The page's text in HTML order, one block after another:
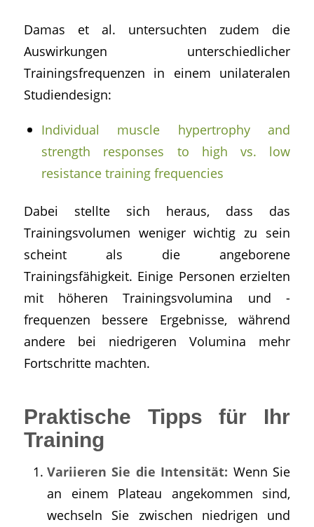
Damas et al. untersuchten zudem die
Auswirkungen unterschiedlicher
Trainingsfrequenzen in einem unilateralen
Studiendesign:
Individual muscle hypertrophy and
strength responses to high vs. low
resistance training frequencies
Dabei stellte sich heraus, dass das
Trainingsvolumen weniger wichtig zu sein
scheint als die angeborene
Trainingsfähigkeit. Einige Personen erzielten
mit höheren Trainingsvolumina und -
frequenzen bessere Ergebnisse, während
andere bei niedrigeren Volumina mehr
Fortschritte machten.
Praktische Tipps für Ihr
Training
Variieren Sie die Intensität: Wenn Sie
an einem Plateau angekommen sind,
wechseln Sie zwischen niedrigen und